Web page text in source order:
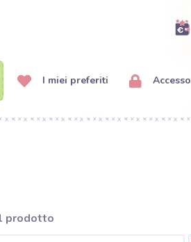
I miei preferiti Accesso
prodotto